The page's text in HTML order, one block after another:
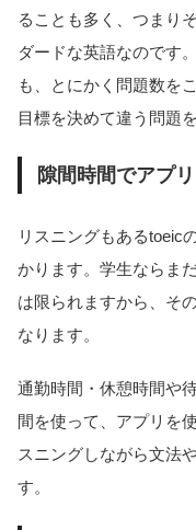
ることも多く、つまり
ダードな英語なのです
も、とにかく問題数を
目標を決めて違う問題
隙間時間でアプ
リスニングもあるtoeic
かります。学生ならま
は限られますから、そ
なります。
通勤時間・休憩時間や
間を使って、アプリを
スニングしながら文法
す。